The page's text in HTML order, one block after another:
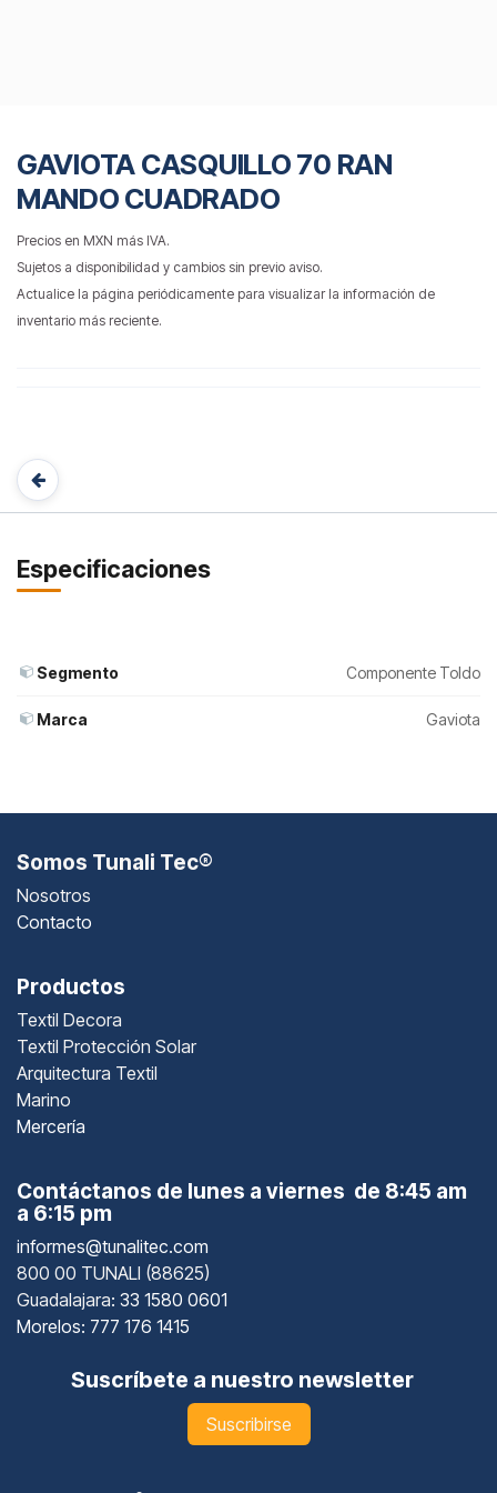
GAVIOTA CASQUILLO 70 RAN
MANDO CUADRADO
Precios en MXN más IVA.
Sujetos a disponibilidad y cambios sin previo aviso.
Actualice la página periódicamente para visualizar la información de
inventario más reciente.
Especificaciones
Segmento Componente Toldo
Marca Gaviota
Somos Tunali Tec®
Nosotros
Contacto
Productos
Textil Decora
Textil Protección Solar
Arquitectura Textil
Marino
Mercería
Contáctanos de lunes a viernes de 8:45 am
a 6:15 pm
informes@tunalitec.com
800 00 TUNALI (88625)
Guadalajara: 33 1580 0601
Morelos: 777 176 1415
Suscríbete a nuestro newsletter
Suscribirse